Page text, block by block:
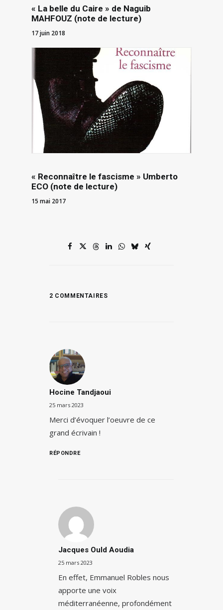
« La belle du Caire » de Naguib
MAHFOUZ (note de lecture)
17 juin 2018
« Reconnaître le fascisme » Umberto
ECO (note de lecture)
15 mai 2017
2 COMMENTAIRES
Hocine Tandjaoui
25 mars 2023
Merci d’évoquer l’oeuvre de ce
grand écrivain !
RÉPONDRE
Jacques Ould Aoudia
25 mars 2023
En effet, Emmanuel Robles nous
apporte une voix
méditerranéenne, profondément